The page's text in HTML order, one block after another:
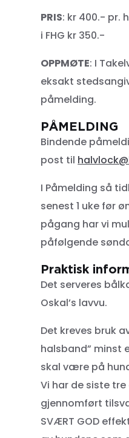
PRIS: kr 400.- pr.
i FHG kr 350.-
OPPMØTE: I
eksakt
påmelding.
PÅMELDING
Bindende
post til
I Påmelding så
senest 1 uke før
pågang har vi
påfølgende
Praktisk
Det serveres
Oskal’s lavvu.
Det kreves bruk
halsband” minst
skal være på
Vi har de siste tre
gjennomført
SVÆRT GOD